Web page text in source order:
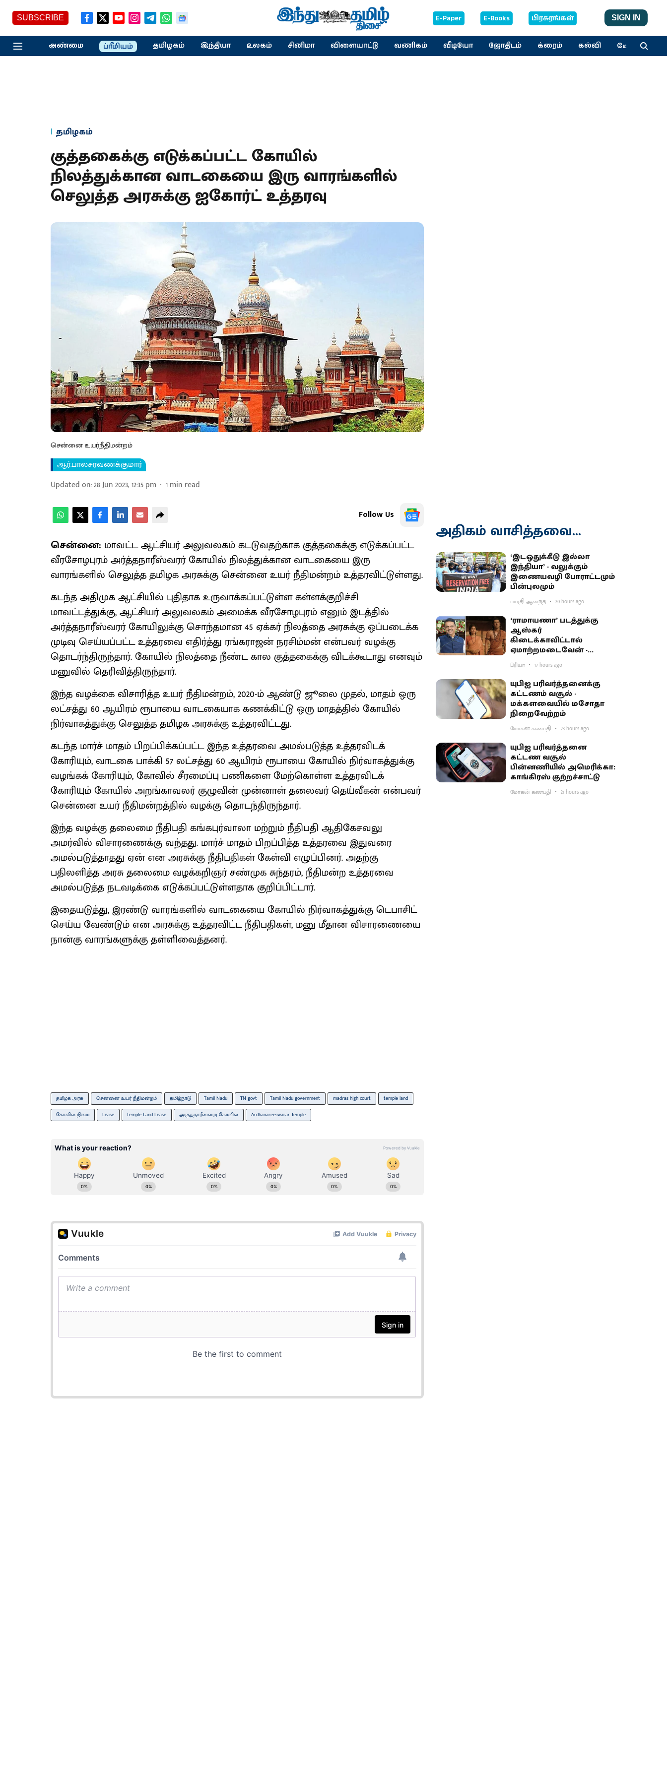
SUBSCRIBE E-Paper E-Books பிரசுரங்கள் SIGN IN
அண்மை ப்ரீமியம் தமிழகம் இந்தியா உலகம் சினிமா விளையாட்டு வணிகம் வீடியோ ஜோதிடம் க்ரைம் கல்வி மேலும்
தமிழகம்
குத்தகைக்கு எடுக்கப்பட்ட கோயில்
நிலத்துக்கான வாடகையை இரு வாரங்களில்
செலுத்த அரசுக்கு ஐகோர்ட் உத்தரவு
சென்னை உயர்நீதிமன்றம்
ஆர்.பாலசரவணக்குமார்
Updated on:28 Jun 2023, 12:35 pm 1min read
Follow Us
சென்னை: மாவட்ட ஆட்சியர் அலுவலகம் கடடுவதற்காக குத்தகைக்கு எடுக்கப்பட்ட
வீரசோழபுரம் அர்த்தநாரீஸ்வரர் கோயில் நிலத்துக்கான வாடகையை இரு
வாரங்களில் செலுத்த தமிழக அரசுக்கு சென்னை உயர் நீதிமன்றம் உத்தரவிட்டுள்ளது.
கடந்த அதிமுக ஆட்சியில் புதிதாக உருவாக்கப்பட்டுள்ள கள்ளக்குறிச்சி
மாவட்டத்துக்கு, ஆட்சியர் அலுவலகம் அமைக்க வீரசோழபுரம் எனும் இடத்தில்
அர்த்தநாரீஸ்வரர் கோயிலுக்கு சொந்தமான 45 ஏக்கர் நிலத்தை அரசுக்கு ஒப்படைக்க
முடிவு செய்யப்பட்ட உத்தரவை எதிர்த்து ரங்கராஜன் நரசிம்மன் என்பவர் வழக்கு
தொடர்ந்திருந்தார். கோயில் நிலத்தை நீண்ட கால குத்தகைக்கு விடக்கூடாது எனவும்
மனுவில் தெரிவித்திருந்தார்.
இந்த வழக்கை விசாரித்த உயர் நீதிமன்றம், 2020-ம் ஆண்டு ஜூலை முதல், மாதம் ஒரு
லட்சத்து 60 ஆயிரம் ரூபாயை வாடகையாக கணக்கிட்டு ஒரு மாதத்தில் கோயில்
நிர்வாகத்துக்கு செலுத்த தமிழக அரசுக்கு உத்தரவிட்டது.
கடந்த மார்ச் மாதம் பிறப்பிக்கப்பட்ட இந்த உத்தரவை அமல்படுத்த உத்தரவிடக்
கோரியும், வாடகை பாக்கி 57 லட்சத்து 60 ஆயிரம் ரூபாயை கோயில் நிர்வாகத்துக்கு
வழங்கக் கோரியும், கோவில் சீரமைப்பு பணிகளை மேற்கொள்ள உத்தரவிடக்
கோரியும் கோயில் அறங்காவலர் குழுவின் முன்னாள் தலைவர் தெய்வீகன் என்பவர்
சென்னை உயர் நீதிமன்றத்தில் வழக்கு தொடந்திருந்தார்.
இந்த வழக்கு தலைமை நீதிபதி கங்கபுர்வாலா மற்றும் நீதிபதி ஆதிகேசவலு
அமர்வில் விசாரணைக்கு வந்தது. மார்ச் மாதம் பிறப்பித்த உத்தரவை இதுவரை
அமல்படுத்தாதது ஏன் என அரசுக்கு நீதிபதிகள் கேள்வி எழுப்பினர். அதற்கு
பதிலளித்த அரசு தலைமை வழக்கறிஞர் சண்முக சுந்தரம், நீதிமன்ற உத்தரவை
அமல்படுத்த நடவடிக்கை எடுக்கப்பட்டுள்ளதாக குறிப்பிட்டார்.
இதையடுத்து, இரண்டு வாரங்களில் வாடகையை கோயில் நிர்வாகத்துக்கு டெபாசிட்
செய்ய வேண்டும் என அரசுக்கு உத்தரவிட்ட நீதிபதிகள், மனு மீதான விசாரணையை
நான்கு வாரங்களுக்கு தள்ளிவைத்தனர்.
தமிழக அரசு சென்னை உயர் நீதிமன்றம் தமிழ்நாடு Tamil Nadu TN govt Tamil Nadu government madras high court temple land
கோவில் நிலம் Lease temple Land Lease அர்த்தநாரீஸ்வரர் கோவில் Ardhanareeswarar Temple
அதிகம் வாசித்தவை...
‘இடஒதுக்கீடு இல்லா
இந்தியா’ - வலுக்கும்
இணையவழி போராட்டமும்
பின்புலமும்
பாரதி ஆனந்த் 20 hours ago
‘ராமாயணா’ படத்துக்கு
ஆஸ்கர்
கிடைக்காவிட்டால்
ஏமாற்றமடைவேன் -
மகாராஷ்டிர முதல்வர்
பகிர்வு
ப்ரியா 17 hours ago
யுபிஐ பரிவர்த்தனைக்கு
கட்டணம் வசூல் -
மக்களவையில் மசோதா
நிறைவேற்றம்
மோகன் கணபதி 23 hours ago
யுபிஐ பரிவர்த்தனை
கட்டண வசூல்
பின்னணியில் அமெரிக்கா:
காங்கிரஸ் குற்றச்சாட்டு
மோகன் கணபதி 21 hours ago